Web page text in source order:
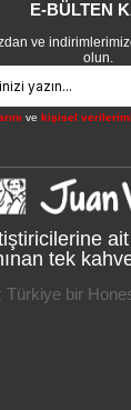
E-BÜLTEN
ve
olun.
ve kişisel
tek
Türkiye bir